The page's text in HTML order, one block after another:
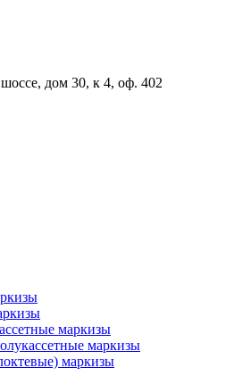
дом 30, к 4, оф. 402
маркизы
маркизы
маркизы